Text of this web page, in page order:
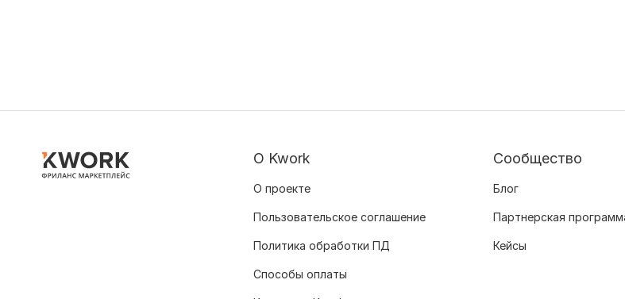
О Kwork
О проекте
Пользовательское соглашение
Политика обработки ПД
Способы оплаты
Сообщество
Блог
Партнерская
Кейсы